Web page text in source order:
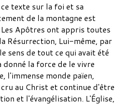
texte sur la foi et sa
de la montagne est
Apôtres ont appris toutes
Résurrection, Lui-même, par
sens de tout ce qui avait été
la force de le vivre
l'immense monde païen,
au Christ et continue d'être
et l'évangélisation. L'Église,